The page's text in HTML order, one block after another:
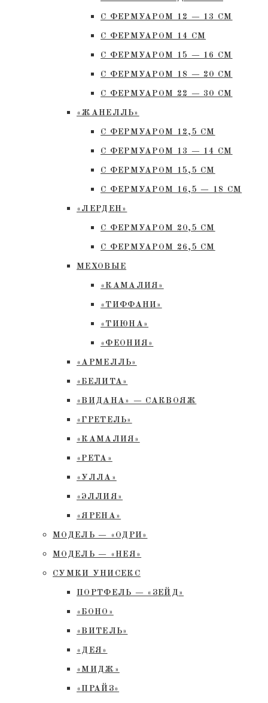
С ФЕРМУАРОМ 12 — 13 СМ
С ФЕРМУАРОМ 14 СМ
С ФЕРМУАРОМ 15 — 16 СМ
C ФЕРМУАРОМ 18 — 20 СМ
С ФЕРМУАРОМ 22 — 30 СМ
«ЖАНЕЛЛЬ»
С ФЕРМУАРОМ 12,5 СМ
С ФЕРМУАРОМ 13 — 14 СМ
С ФЕРМУАРОМ 15,5 СМ
С ФЕРМУАРОМ 16,5 — 18 СМ
«ЛЕРДЕН»
С ФЕРМУАРОМ 20,5 СМ
С ФЕРМУАРОМ 26,5 СМ
МЕХОВЫЕ
«КАМАЛИЯ»
«ТИФФАНИ»
«ТИЮНА»
«ФЕОНИЯ»
«АРМЕЛЛЬ»
«БЕЛИТА»
«ВИДАНА» — САКВОЯЖ
«ГРЕТЕЛЬ»
«КАМАЛИЯ»
«РЕТА»
«УЛЛА»
«ЭЛЛИЯ»
«ЯРЕНА»
МОДЕЛЬ — «ОДРИ»
МОДЕЛЬ — «НЕЯ»
СУМКИ УНИСЕКС
ПОРТФЕЛЬ — «ЗЕЙД»
«БОНО»
«ВИТЕЛЬ»
«ДЕЯ»
«МИДЖ»
«ПРАЙЗ»